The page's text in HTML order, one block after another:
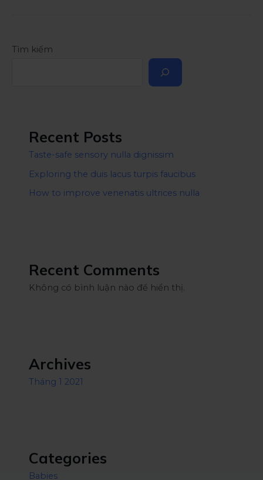
Tìm kiếm
Recent Posts
Taste-safe sensory nulla dignissim
Exploring the duis lacus turpis faucibus
How to improve venenatis ultrices nulla
Recent Comments
Không có bình luận nào để hiển thị.
Archives
Tháng 1 2021
Categories
Babies